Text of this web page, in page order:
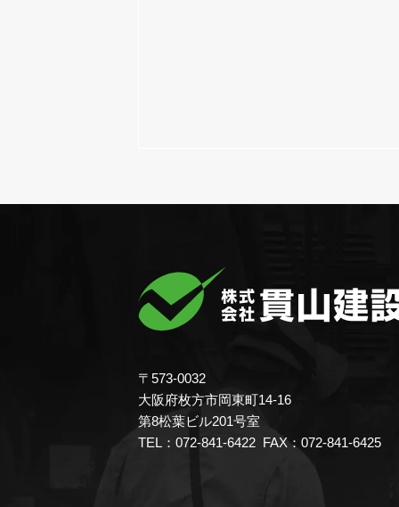
〒573-0032
大阪府枚方市岡東町14-16
第8松葉ビル201号室
TEL：072-841-6422 FAX：072-841-6425